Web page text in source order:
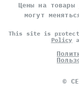
Цены на товары
могут
This site is
Policy
©